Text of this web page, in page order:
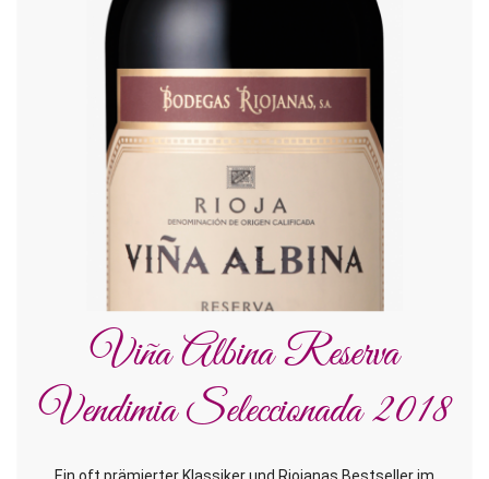
Viña Albina Reserva
Vendimia Seleccionada 2018